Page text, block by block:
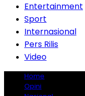
Entertainment
Sport
Internasional
Pers Rilis
Video
Home
Opini